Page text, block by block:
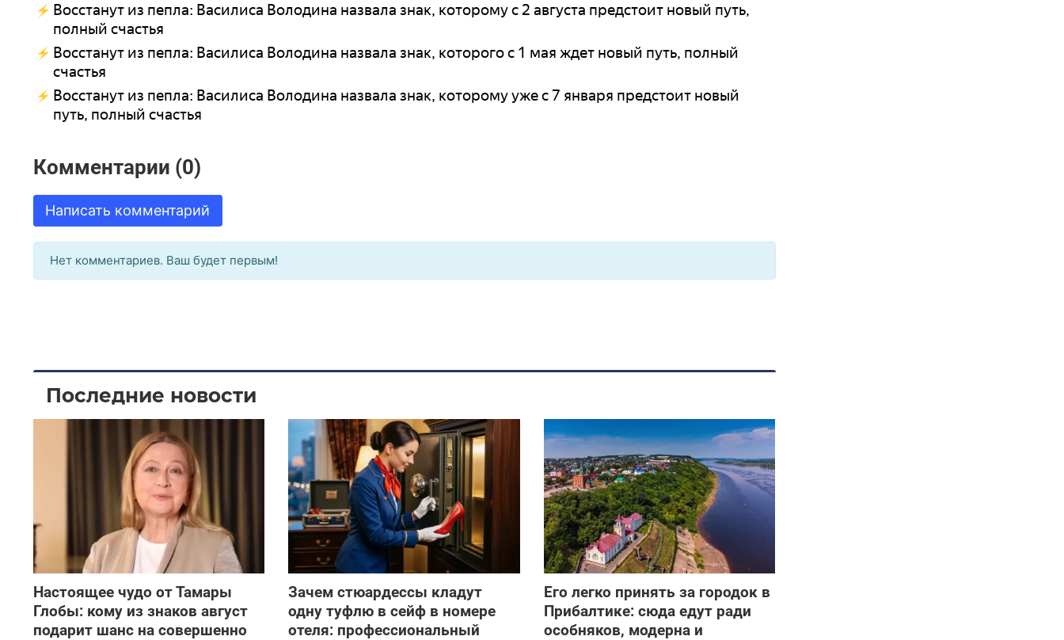
Восстанут из пепла: Василиса Володина назвала знак, которому с 2 августа предстоит новый путь,
полный счастья
Восстанут из пепла: Василиса Володина назвала знак, которого с 1 мая ждет новый путь, полный
счастья
Восстанут из пепла: Василиса Володина назвала знак, которому уже с 7 января предстоит новый
путь, полный счастья
Комментарии (0)
Написать комментарий
Нет комментариев. Ваш будет первым!
Последние новости
Настоящее чудо от Тамары
Глобы: кому из знаков август
подарит шанс на совершенно
Зачем стюардессы кладут
одну туфлю в сейф в номере
отеля: профессиональный
Его легко принять за городок в
Прибалтике: сюда едут ради
особняков, модерна и